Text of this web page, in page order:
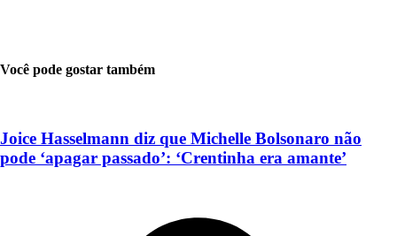
Você pode gostar também
Joice Hasselmann diz que Michelle Bolsonaro não
pode ‘apagar passado’: ‘Crentinha era amante’